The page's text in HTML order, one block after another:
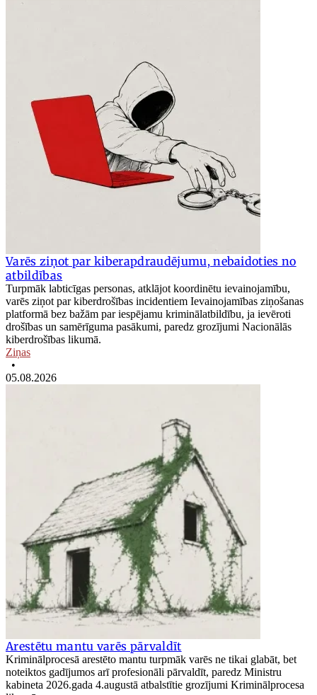
Varēs ziņot par kiberapdraudējumu, nebaidoties no
atbildības
Turpmāk labticīgas personas, atklājot koordinētu ievainojamību,
varēs ziņot par kiberdrošības incidentiem Ievainojamības ziņošanas
platformā bez bažām par iespējamu kriminālatbildību, ja ievēroti
drošības un samērīguma pasākumi, paredz grozījumi Nacionālās
kiberdrošības likumā.
Ziņas
•
05.08.2026
Arestētu mantu varēs pārvaldīt
Kriminālprocesā arestēto mantu turpmāk varēs ne tikai glabāt, bet
noteiktos gadījumos arī profesionāli pārvaldīt, paredz Ministru
kabineta 2026.gada 4.augustā atbalstītie grozījumi Kriminālprocesa